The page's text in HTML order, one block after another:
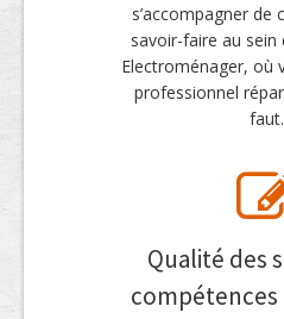
s’accompagner de
savoir-faire au sein
Electroménager, où
professionnel
faut.
Qualité des